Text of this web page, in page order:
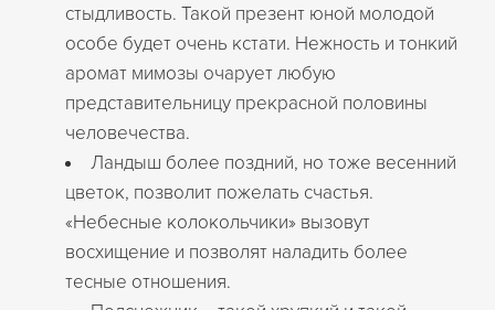
стыдливость. Такой презент юной молодой
особе будет очень кстати. Нежность и тонкий
аромат мимозы очарует любую
представительницу прекрасной половины
человечества.
Ландыш более поздний, но тоже весенний
цветок, позволит пожелать счастья.
«Небесные колокольчики» вызовут
восхищение и позволят наладить более
тесные отношения.